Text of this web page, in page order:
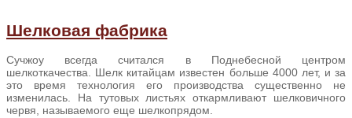
Шелковая фабрика
Сучжоу всегда считался в Поднебесной центром
шелкоткачества. Шелк китайцам известен больше 4000 лет, и за
это время технология его производства существенно не
изменилась. На тутовых листьях откармливают шелковичного
червя, называемого еще шелкопрядом.